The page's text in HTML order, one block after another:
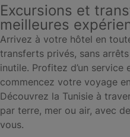
Excursions et
meilleures
Arrivez à votre hôtel en
transferts privés, sans
inutile. Profitez d’un
commencez votre voyage
Découvrez la Tunisie à
par terre, mer ou air, avec
vous.